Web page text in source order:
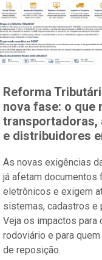
Reforma
nova fase: o que
transportadoras,
e distribuidores
As novas exigências
já afetam documentos
eletrônicos e exigem
sistemas, cadastros e
Veja os impactos para
rodoviário e para
de reposição.